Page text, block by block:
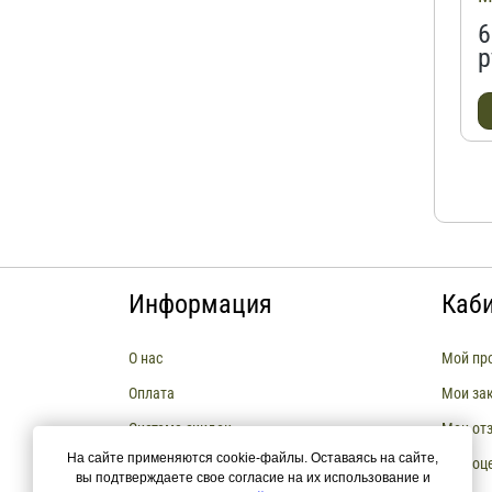
Информация
О нас
Оплата
Система скидок
Сборка мебели
Мой
Мои
Мои
Мои
На сайте применяются cookie-файлы. Оставаясь на сайте,
вы подтверждаете свое согласие на их использование и